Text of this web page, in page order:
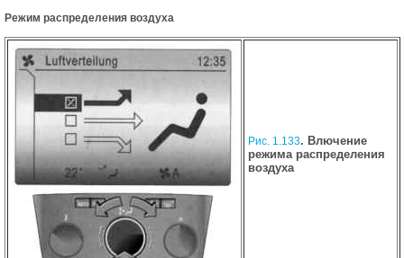
Режим распределения воздуха
Рис. 1.133. Влючение
режима распределения
воздуха